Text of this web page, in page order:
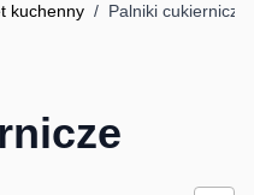
kuchenny / Palniki cukiernicze